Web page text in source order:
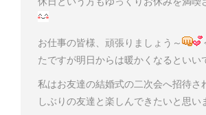
お仕事の皆様、頑張りましょう～
たですが明日からは暖かくなるといい
私はお友達の結婚式の二次会へ招待さ
しぶりの友達と楽しんできたいと思い